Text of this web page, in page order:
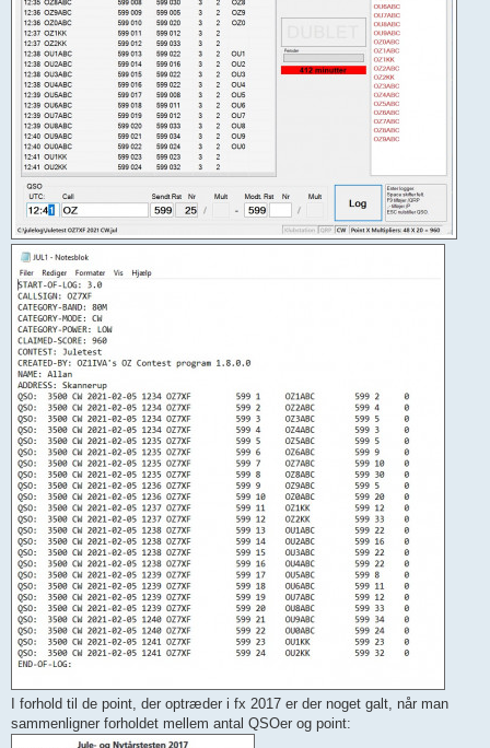
I forhold til de point, der optræder i fx 2017 er der noget galt, når man
sammenligner forholdet mellem antal QSOer og point: